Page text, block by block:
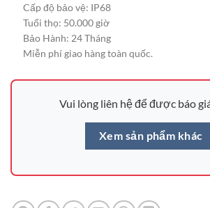
Cấp độ bảo vệ: IP68
Tuổi thọ: 50.000 giờ
Bảo Hành: 24 Tháng
Miễn phí giao hàng toàn quốc.
Vui lòng liên hệ để được báo
Xem sản phẩm khác